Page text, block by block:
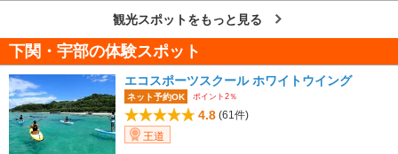
観光スポットをもっと見る
下関・宇部の体験スポット
エコスポーツスクール ホワイトウイング
ネット予約OK ポイント2％
4.8 (61件)
王道